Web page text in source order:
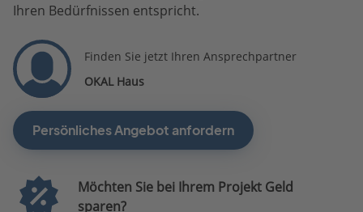
Ihren Bedürfnissen entspricht.
Finden Sie jetzt Ihren Ansprechpartner
OKAL Haus
Persönliches Angebot anfordern
Möchten Sie bei Ihrem Projekt Geld
sparen?